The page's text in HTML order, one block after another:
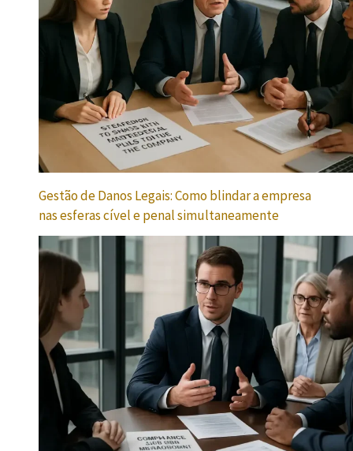
Gestão de Danos Legais: Como blindar a empresa
nas esferas cível e penal simultaneamente